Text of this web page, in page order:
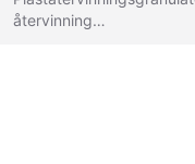
återvinning…